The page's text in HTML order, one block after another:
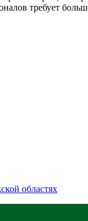
требует
областях